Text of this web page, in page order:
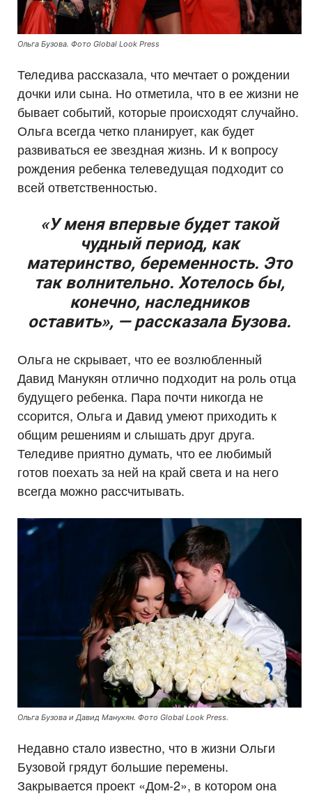
Ольга Бузова. Фото Global Look Press
Теледива рассказала, что мечтает о рождении
дочки или сына. Но отметила, что в ее жизни не
бывает событий, которые происходят случайно.
Ольга всегда четко планирует, как будет
развиваться ее звездная жизнь. И к вопросу
рождения ребенка телеведущая подходит со
всей ответственностью.
«У меня впервые будет такой
чудный период, как
материнство, беременность. Это
так волнительно. Хотелось бы,
конечно, наследников
оставить», — рассказала Бузова.
Ольга не скрывает, что ее возлюбленный
Давид Манукян отлично подходит на роль отца
будущего ребенка. Пара почти никогда не
ссорится, Ольга и Давид умеют приходить к
общим решениям и слышать друг друга.
Теледиве приятно думать, что ее любимый
готов поехать за ней на край света и на него
всегда можно рассчитывать.
Ольга Бузова и Давид Манукян. Фото Global Look Press.
Недавно стало известно, что в жизни Ольги
Бузовой грядут большие перемены.
Закрывается проект «Дом-2», в котором она